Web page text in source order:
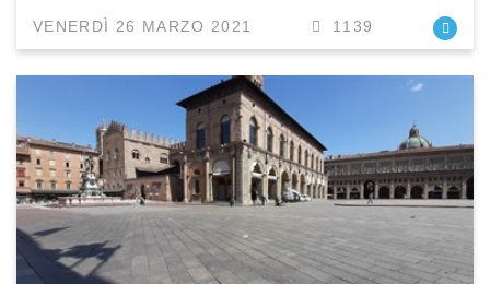
VENERDÌ 26 MARZO 2021 1139